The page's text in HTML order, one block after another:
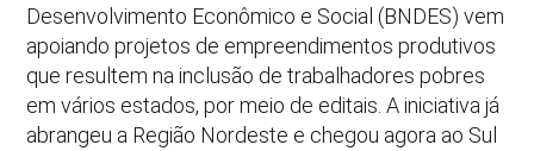
Desenvolvimento Econômico e Social (BNDES) vem
apoiando projetos de empreendimentos produtivos
que resultem na inclusão de trabalhadores pobres
em vários estados, por meio de editais. A iniciativa já
abrangeu a Região Nordeste e chegou agora ao Sul